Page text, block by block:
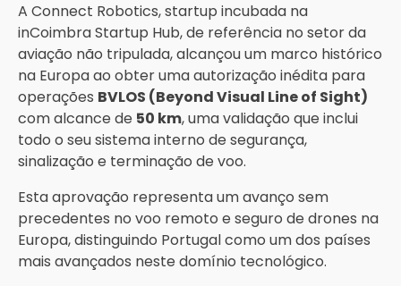
A Connect Robotics, startup incubada na
inCoimbra Startup Hub, de referência no setor da
aviação não tripulada, alcançou um marco histórico
na Europa ao obter uma autorização inédita para
operações BVLOS (Beyond Visual Line of Sight)
com alcance de 50 km, uma validação que inclui
todo o seu sistema interno de segurança,
sinalização e terminação de voo.
Esta aprovação representa um avanço sem
precedentes no voo remoto e seguro de drones na
Europa, distinguindo Portugal como um dos países
mais avançados neste domínio tecnológico.